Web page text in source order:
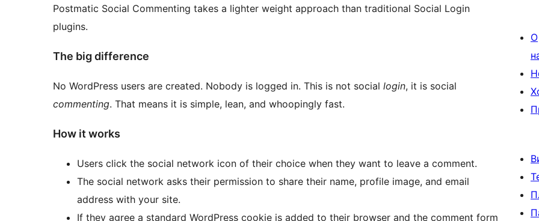
Postmatic Social Commenting takes a lighter weight approach than traditional Social Login
plugins.
The big difference
No WordPress users are created. Nobody is logged in. This is not social login, it is social
commenting. That means it is simple, lean, and whoopingly fast.
How it works
Users click the social network icon of their choice when they want to leave a comment.
The social network asks their permission to share their name, profile image, and email
address with your site.
If they agree a standard WordPress cookie is added to their browser and the comment form
О